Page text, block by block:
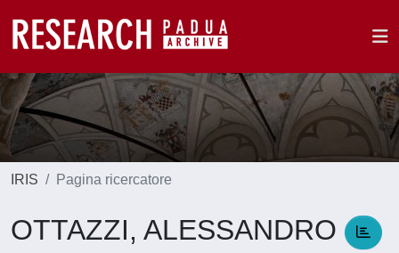
IRIS Pagina ricercatore
OTTAZZI, ALESSANDRO